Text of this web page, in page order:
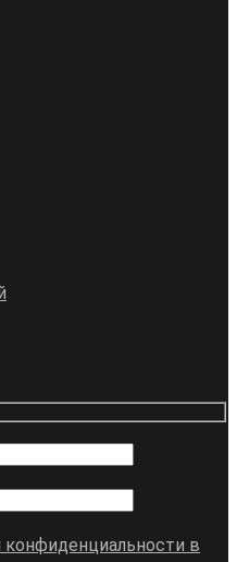
конфиденциальности в